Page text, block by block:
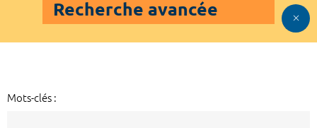
Recherche avancée
Mots-clés :